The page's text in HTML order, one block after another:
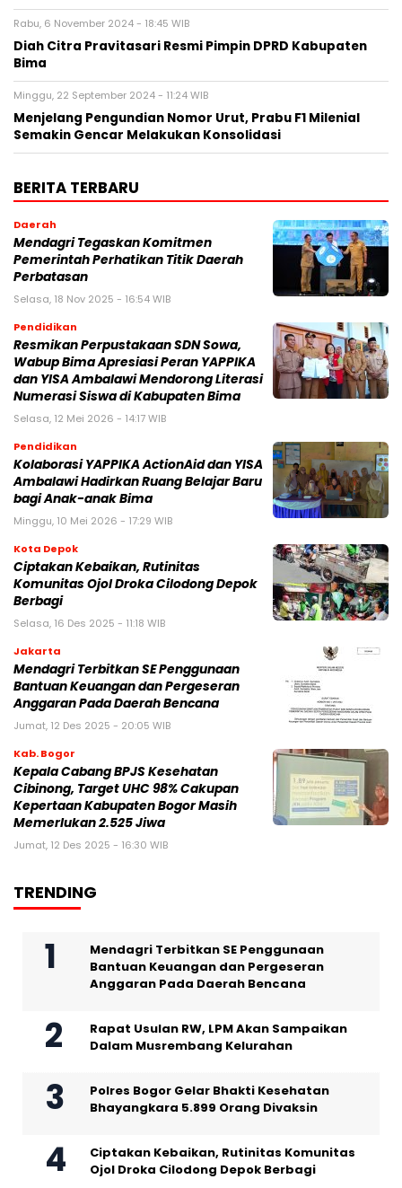
Rabu, 6 November 2024 - 18:45 WIB
Diah Citra Pravitasari Resmi Pimpin DPRD Kabupaten
Bima
Minggu, 22 September 2024 - 11:24 WIB
Menjelang Pengundian Nomor Urut, Prabu F1 Milenial
Semakin Gencar Melakukan Konsolidasi
BERITA TERBARU
Daerah
Mendagri Tegaskan Komitmen
Pemerintah Perhatikan Titik Daerah
Perbatasan
Selasa, 18 Nov 2025 - 16:54 WIB
Pendidikan
Resmikan Perpustakaan SDN Sowa,
Wabup Bima Apresiasi Peran YAPPIKA
dan YISA Ambalawi Mendorong Literasi
Numerasi Siswa di Kabupaten Bima
Selasa, 12 Mei 2026 - 14:17 WIB
Pendidikan
Kolaborasi YAPPIKA ActionAid dan YISA
Ambalawi Hadirkan Ruang Belajar Baru
bagi Anak-anak Bima
Minggu, 10 Mei 2026 - 17:29 WIB
Kota Depok
Ciptakan Kebaikan, Rutinitas
Komunitas Ojol Droka Cilodong Depok
Berbagi
Selasa, 16 Des 2025 - 11:18 WIB
Jakarta
Mendagri Terbitkan SE Penggunaan
Bantuan Keuangan dan Pergeseran
Anggaran Pada Daerah Bencana
Jumat, 12 Des 2025 - 20:05 WIB
Kab. Bogor
Kepala Cabang BPJS Kesehatan
Cibinong, Target UHC 98% Cakupan
Kepertaan Kabupaten Bogor Masih
Memerlukan 2.525 Jiwa
Jumat, 12 Des 2025 - 16:30 WIB
TRENDING
Mendagri Terbitkan SE Penggunaan
Bantuan Keuangan dan Pergeseran
Anggaran Pada Daerah Bencana
Rapat Usulan RW, LPM Akan Sampaikan
Dalam Musrembang Kelurahan
Polres Bogor Gelar Bhakti Kesehatan
Bhayangkara 5.899 Orang Divaksin
Ciptakan Kebaikan, Rutinitas Komunitas
Ojol Droka Cilodong Depok Berbagi